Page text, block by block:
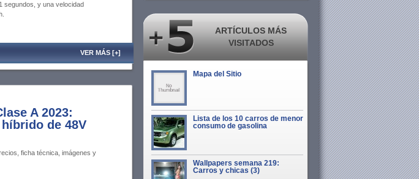
segundos, y una velocidad
VER MÁS [+]
A 2023:
de 48V
ficha técnica, imágenes y
ARTÍCULOS MÁS
VISITADOS
Mapa del Sitio
Lista de los 10 carros de menor
consumo de gasolina
Wallpapers semana 219:
Carros y chicas (3)